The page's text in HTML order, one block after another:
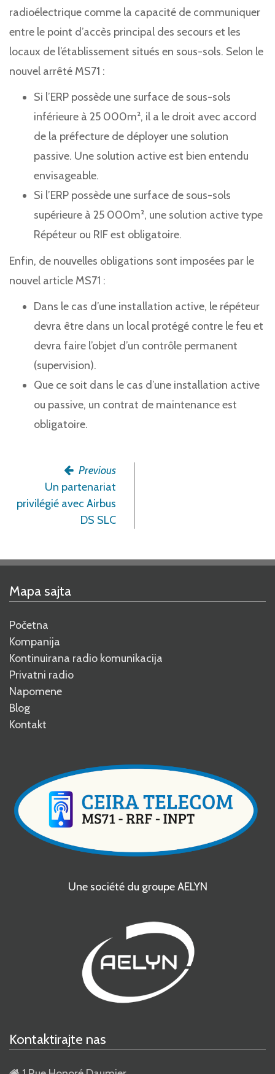
radioélectrique comme la capacité de communiquer
entre le point d’accès principal des secours et les
locaux de l’établissement situés en sous-sols. Selon le
nouvel arrêté MS71 :
Si l’ERP possède une surface de sous-sols
inférieure à 25 000m², il a le droit avec accord
de la préfecture de déployer une solution
passive. Une solution active est bien entendu
envisageable.
Si l’ERP possède une surface de sous-sols
supérieure à 25 000m², une solution active type
Répéteur ou RIF est obligatoire.
Enfin, de nouvelles obligations sont imposées par le
nouvel article MS71 :
Dans le cas d’une installation active, le répéteur
devra être dans un local protégé contre le feu et
devra faire l’objet d’un contrôle permanent
(supervision).
Que ce soit dans le cas d’une installation active
ou passive, un contrat de maintenance est
obligatoire.
Previous
Un partenariat
privilégié avec Airbus
DS SLC
Mapa sajta
Početna
Kompanija
Kontinuirana radio komunikacija
Privatni radio
Napomene
Blog
Kontakt
Une société du groupe AELYN
Kontaktirajte nas